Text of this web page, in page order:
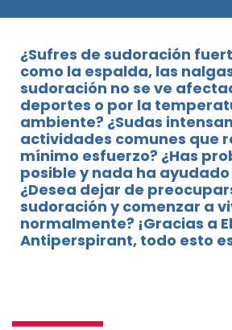
¿Sufres de sudoración
como la espalda, las
sudoración no se ve
deportes o por la
ambiente? ¿Sudas
actividades comunes que
mínimo esfuerzo? ¿Has
posible y nada ha
¿Desea dejar de
sudoración y comenzar a
normalmente? ¡Gracias a
Antiperspirant, todo esto